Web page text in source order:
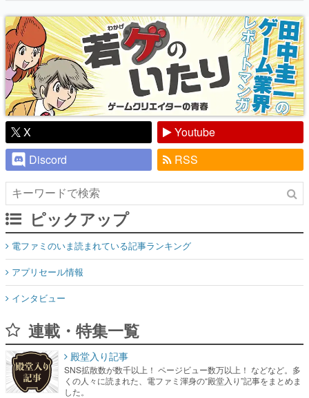
り】
X
Youtube
Discord
RSS
ピックアップ
電ファミのいま読まれている記事ランキング
アプリセール情報
インタビュー
連載・特集一覧
殿堂入り記事
SNS拡散数が数千以上！ ページビュー数万以上！ などなど。多
くの人々に読まれた、電ファミ渾身の“殿堂入り”記事をまとめま
した。